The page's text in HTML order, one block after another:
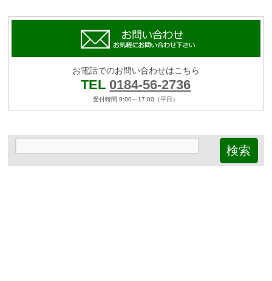
お電話でのお問い合わせはこちら
TEL 0184-56-2736
受付時間 9:00～17:00（平日）